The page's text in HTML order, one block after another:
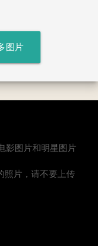
图片
影图片和明星图片
照片，请不要上传